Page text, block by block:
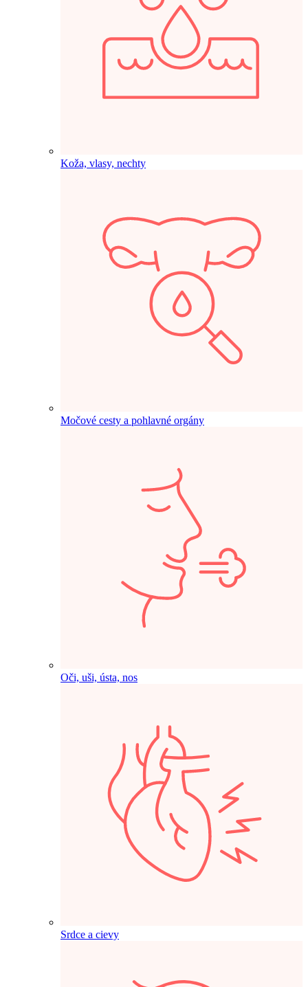
Koža, vlasy, nechty
Močové cesty a pohlavné orgány
Oči, uši, ústa, nos
Srdce a cievy